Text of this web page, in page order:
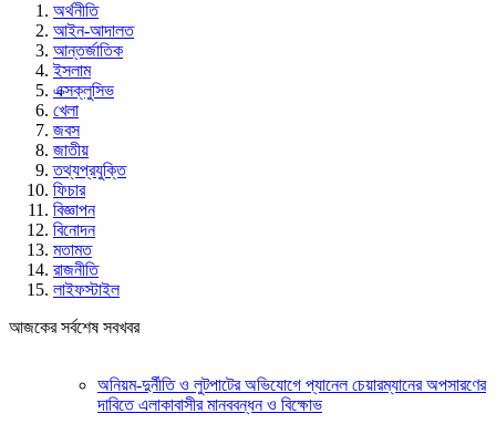
অর্থনীতি
আইন-আদালত
আন্তর্জাতিক
ইসলাম
এক্সক্লুসিভ
খেলা
জবস
জাতীয়
তথ্যপ্রযুক্তি
ফিচার
বিজ্ঞাপন
বিনোদন
মতামত
রাজনীতি
লাইফস্টাইল
আজকের সর্বশেষ সবখবর
অনিয়ম-দুর্নীতি ও লুটপাটের অভিযোগে প্যানেল চেয়ারম্যানের অপসারণের
দাবিতে এলাকাবাসীর মানববন্ধন ও বিক্ষোভ